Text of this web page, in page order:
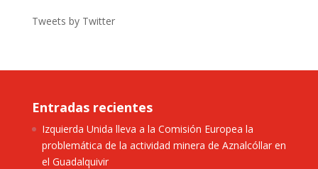
Tweets by Twitter
Entradas recientes
Izquierda Unida lleva a la Comisión Europea la
problemática de la actividad minera de Aznalcóllar en
el Guadalquivir